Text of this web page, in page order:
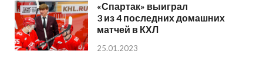
«Спартак» выиграл
3 из 4 последних домашних
матчей в КХЛ
25.01.2023